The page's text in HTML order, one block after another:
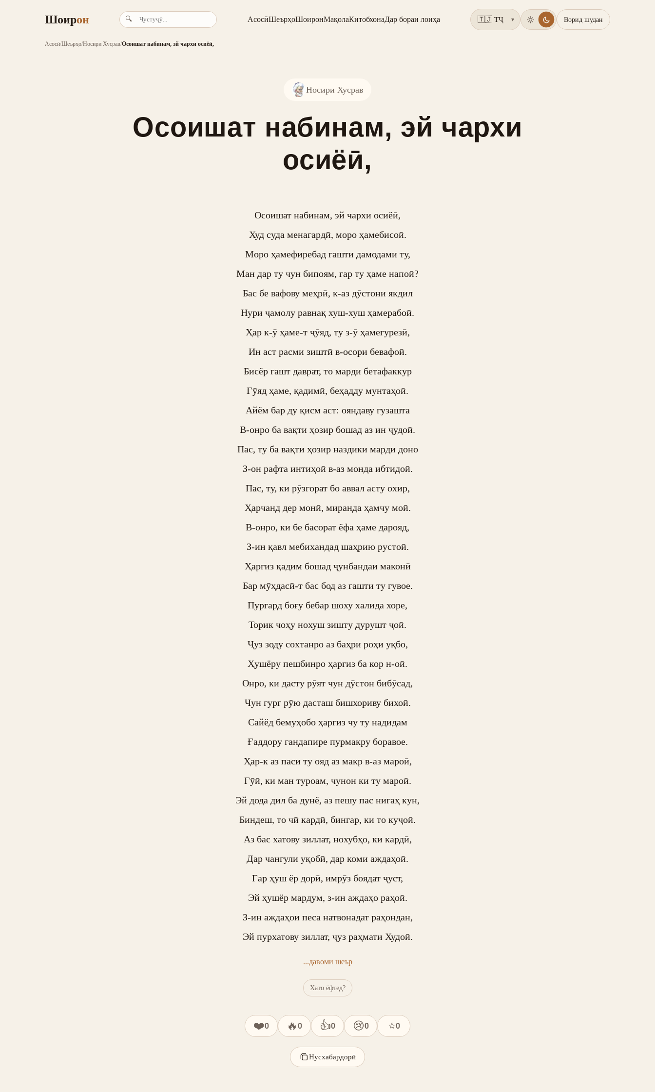
Шоирон 🔍 АсосӣШеърҳоШоиронМақолаКитобхонаДар бораи лоиҳа ▾ Ворид шудан
Асосӣ/Шеърҳо/Носири Хусрав/Осоишат набинам, эй чархи осиёӣ,
Носири Хусрав
Осоишат набинам, эй чархи
осиёӣ,
Осоишат набинам, эй чархи осиёӣ,
Худ суда менагардӣ, моро ҳамебисоӣ.
Моро ҳамефиребад гашти дамодами ту,
Ман дар ту чун бипоям, гар ту ҳаме напоӣ?
Бас бе вафову меҳрӣ, к-аз дӯстони якдил
Нури ҷамолу равнақ хуш-хуш ҳамерабоӣ.
Ҳар к-ӯ ҳаме-т ҷӯяд, ту з-ӯ ҳамегурезӣ,
Ин аст расми зиштӣ в-осори бевафоӣ.
Бисёр гашт даврат, то марди бетафаккур
Гӯяд ҳаме, қадимӣ, беҳадду мунтаҳоӣ.
Айём бар ду қисм аст: ояндаву гузашта
В-онро ба вақти ҳозир бошад аз ин ҷудоӣ.
Пас, ту ба вақти ҳозир наздики марди доно
З-он рафта интиҳоӣ в-аз монда ибтидоӣ.
Пас, ту, ки рӯзгорат бо аввал асту охир,
Ҳарчанд дер монӣ, миранда ҳамчу моӣ.
В-онро, ки бе басорат ёфа ҳаме дарояд,
З-ин қавл мебихандад шаҳрию рустоӣ.
Ҳаргиз қадим бошад ҷунбандаи маконӣ
Бар мӯҳдасӣ-т бас бод аз гашти ту гувое.
Пургард боғу бебар шоху халида хоре,
Торик чоҳу нохуш зишту дурушт ҷоӣ.
Ҷуз зоду сохтанро аз баҳри роҳи уқбо,
Ҳушёру пешбинро ҳаргиз ба кор н-оӣ.
Онро, ки дасту рӯят чун дӯстон бибӯсад,
Чун гург рӯю дасташ бишхориву бихоӣ.
Сайёд бемуҳобо ҳаргиз чу ту надидам
Ғаддору гандапире пурмакру боравое.
Ҳар-к аз паси ту ояд аз макр в-аз мароӣ,
Гӯӣ, ки ман туроам, чунон ки ту мароӣ.
Эй дода дил ба дунё, аз пешу пас нигаҳ кун,
Биндеш, то чӣ кардӣ, бингар, ки то куҷоӣ.
Аз бас хатову зиллат, нохубҳо, ки кардӣ,
Дар чангули уқобӣ, дар коми аждаҳоӣ.
Гар ҳуш ёр дорӣ, имрӯз боядат ҷуст,
Эй ҳушёр мардум, з-ин аждаҳо раҳоӣ.
З-ин аждаҳои песа натвонадат раҳондан,
Эй пурхатову зиллат, ҷуз раҳмати Худоӣ.
...давоми шеър
Хато ёфтед?
❤️0 🔥 0 👍0 😢0 ⭐0
Нусхабардорӣ